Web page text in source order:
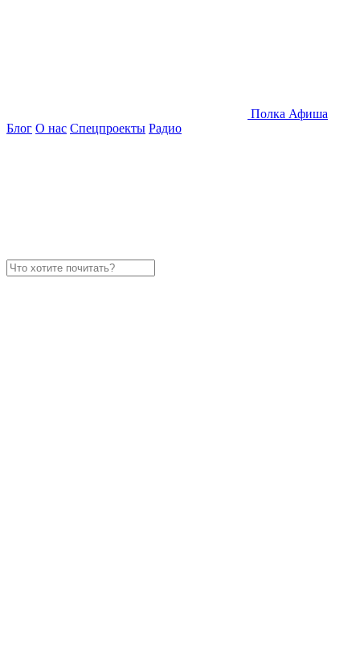
Полка Афиша
Блог О нас Спецпроекты Радио